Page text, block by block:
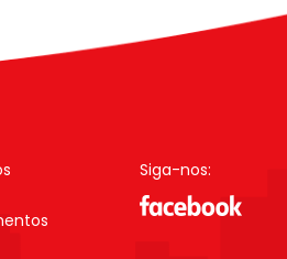
Siga-nos: